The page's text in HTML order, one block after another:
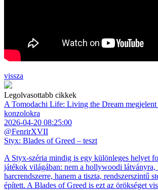
vissza
Legolvasottabb cikkek
A Tomodachi Life: Living the Dream
konzolokra
2026-04-20 08:25:00
@FenrirXVII
Styx: Blades of Greed – teszt
A Styx-széria mindig is egy különleges helyet
játékok világában: nem a hollywoodi
harcrendszerre, hanem a tiszta, rendszerszintű
épített. A Blades of Greed is ezt az örökséget